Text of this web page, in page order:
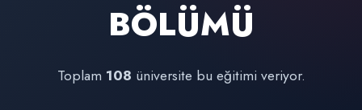
BÖLÜMÜ
Toplam 108 üniversite bu eğitimi veriyor.